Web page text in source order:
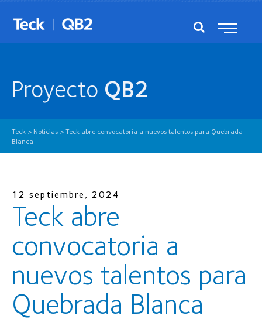
Proyecto QB2
Teck > Noticias > Teck abre convocatoria a nuevos talentos para Quebrada
Blanca
12 septiembre, 2024
Teck abre
convocatoria a
nuevos talentos para
Quebrada Blanca